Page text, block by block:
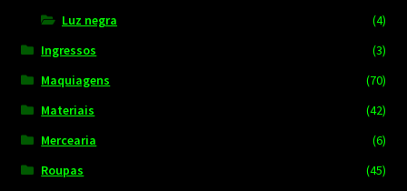
Luz negra
(4)
Ingressos
(3)
Maquiagens
(70)
Materiais
(42)
Mercearia
(6)
Roupas
(45)